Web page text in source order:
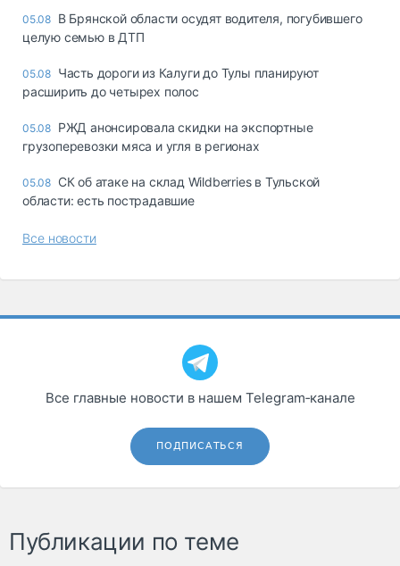
05.08 В Брянской области осудят водителя, погубившего
целую семью в ДТП
05.08 Часть дороги из Калуги до Тулы планируют
расширить до четырех полос
05.08 РЖД анонсировала скидки на экспортные
грузоперевозки мяса и угля в регионах
05.08 СК об атаке на склад Wildberries в Тульской
области: есть пострадавшие
Все новости
Все главные новости в нашем Telegram‑канале
ПОДПИСАТЬСЯ
Публикации по теме